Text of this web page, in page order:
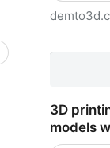
3D
models